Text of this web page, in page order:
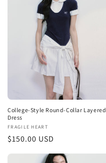
College-Style Round-Collar Layered
Dress
販
売
FRAGILE HEART
通
$150.00 USD